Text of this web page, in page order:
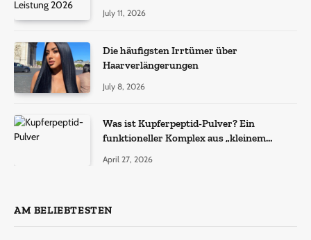
July 11, 2026
Die häufigsten Irrtümer über
Haarverlängerungen
July 8, 2026
Was ist Kupferpeptid-Pulver? Ein
funktioneller Komplex aus „kleinem
April 27, 2026
AM BELIEBTESTEN